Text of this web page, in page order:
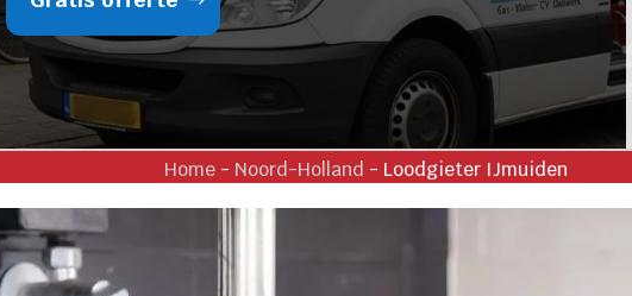
Home- Noord-Holland - Loodgieter IJmuiden